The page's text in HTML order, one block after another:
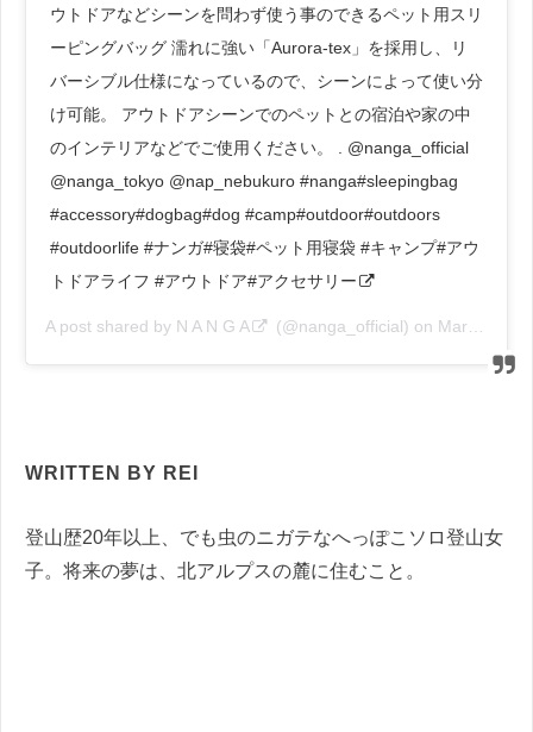
ウトドアなどシーンを問わず使う事のできるペット用スリ
ーピングバッグ 濡れに強い「Aurora-tex」を採用し、リ
バーシブル仕様になっているので、シーンによって使い分
け可能。 アウトドアシーンでのペットとの宿泊や家の中
のインテリアなどでご使用ください。 . @nanga_official
@nanga_tokyo @nap_nebukuro #nanga#sleepingbag
#accessory#dogbag#dog #camp#outdoor#outdoors
#outdoorlife #ナンガ#寝袋#ペット用寝袋 #キャンプ#アウ
トドアライフ #アウトドア#アクセサリー
A post shared by N A N G A (@nanga_official) on Mar 11, 2020 at 5:05am PDT
WRITTEN BY REI
登山歴20年以上、でも虫のニガテなへっぽこソロ登山女
子。将来の夢は、北アルプスの麓に住むこと。